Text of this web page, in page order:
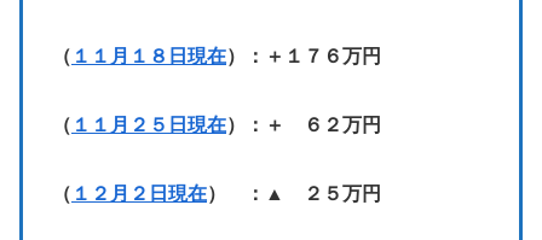
（ １１月１８日現在）：＋１７６万円
（ １１月２５日現在）：＋ ６２万円
（ １２月２日現在） ：▲ ２５万円